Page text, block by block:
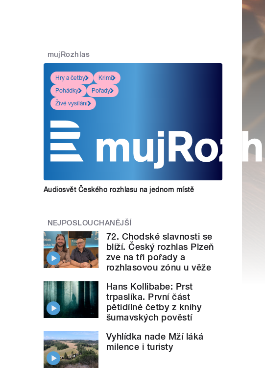
mujRozhlas
Hry a četby
Krimi
Pohádky
Pořady
Živé vysílání
Audiosvět Českého rozhlasu na jednom místě
NEJPOSLOUCHANĚJŠÍ
72. Chodské slavnosti se
blíží. Český rozhlas Plzeň
zve na tři pořady a
rozhlasovou zónu u věže
Hans Kollibabe: Prst
trpaslíka. První část
pětidílné četby z knihy
šumavských pověstí
Vyhlídka nade Mží láká
milence i turisty